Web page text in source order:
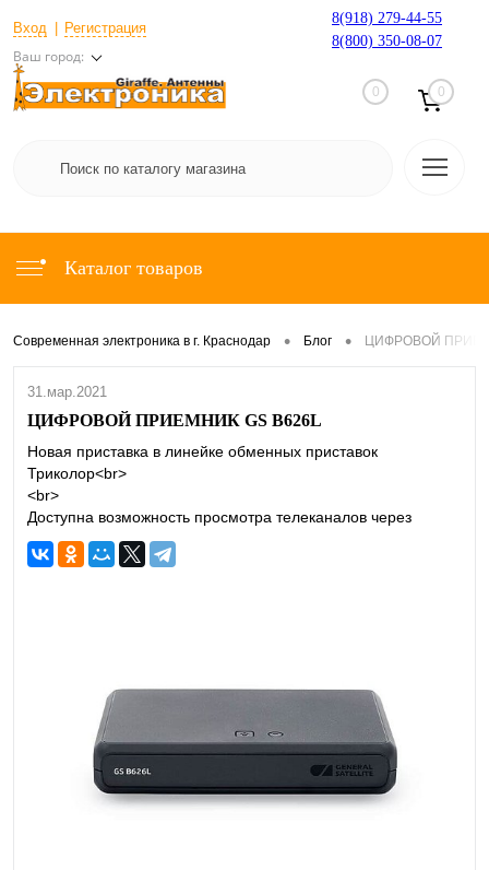
Вход Регистрация
Ваш город:
8(918) 279-44-55
8(800) 350-08-07
0 0
Каталог товаров
Современная электроника в г. Краснодар • Блог • ЦИФРОВОЙ
31.мар.2021
ЦИФРОВОЙ ПРИЕМНИК GS B626L
Новая приставка в линейке обменных приставок
Триколор<br>
<br>
Доступна возможность просмотра телеканалов через
интернет<br>
Приобретение цифрового приемника модели GS B626L на
Приемник осуществляет прием каналов в стандартном
(SD), высоком (Full HD) и сверхвысоком разрешении (Ultra
Данная модель приемника может быть подключена к
беспроводной сети с помощью встроенного Wi-Fi-
адаптера.<br>